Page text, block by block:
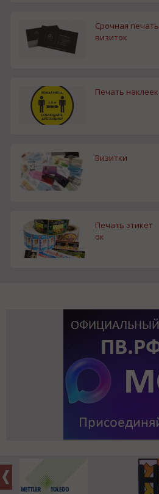
Срочная печать
визиток
Печать наклеек
Визитки
Печать этикет
ок